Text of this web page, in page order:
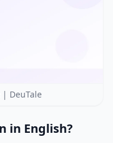
DeuTale
in English?